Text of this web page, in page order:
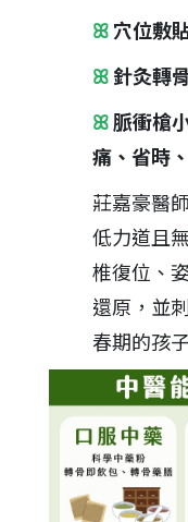
ꕤ穴位敷
ꕤ針灸轉
ꕤ脈衝槍
痛、省時
莊嘉豪醫
低力道且
椎復位、
還原，並
春期的孩